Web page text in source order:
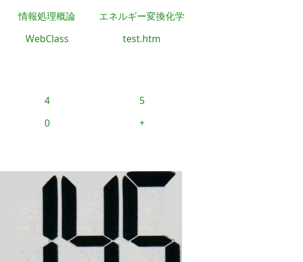
情報処理概論
エネルギー変換化学
WebClass test.htm
4
5
0
+